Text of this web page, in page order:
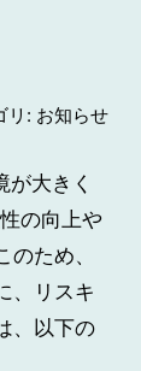
リ: お知らせ
大きく
の向上や
ため、
、リスキ
、以下の